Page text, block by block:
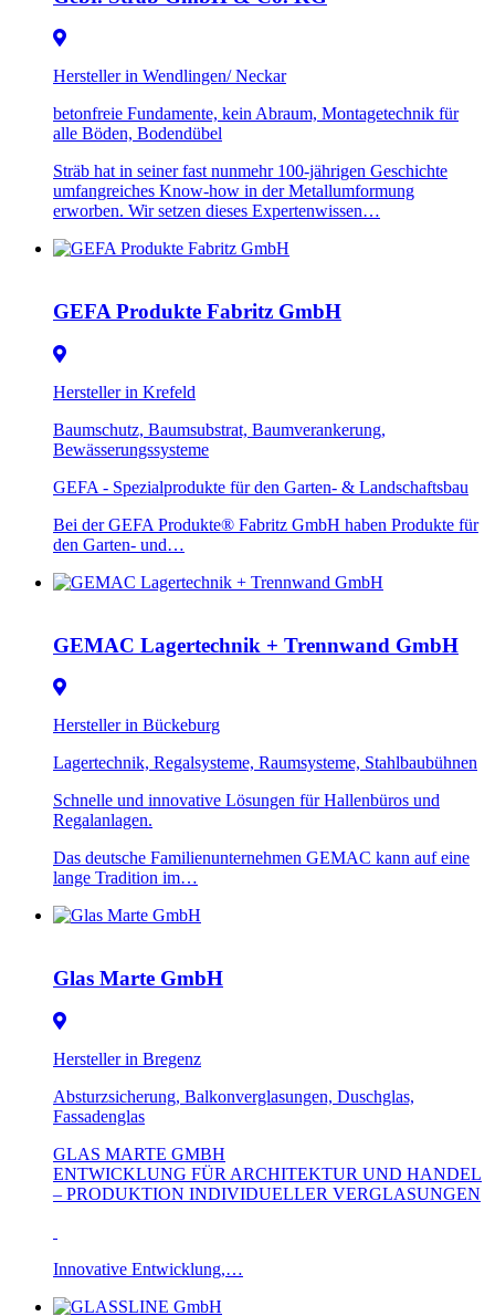
Hersteller in Wendlingen/ Neckar
betonfreie Fundamente, kein Abraum, Montagetechnik für
alle Böden, Bodendübel
Sträb hat in seiner fast nunmehr 100-jährigen Geschichte
umfangreiches Know-how in der Metallumformung
erworben. Wir setzen dieses Expertenwissen…
GEFA Produkte Fabritz GmbH
Hersteller in Krefeld
Baumschutz, Baumsubstrat, Baumverankerung,
Bewässerungssysteme
GEFA - Spezialprodukte für den Garten- & Landschaftsbau
Bei der GEFA Produkte® Fabritz GmbH haben Produkte für
den Garten- und…
GEMAC Lagertechnik + Trennwand GmbH
Hersteller in Bückeburg
Lagertechnik, Regalsysteme, Raumsysteme, Stahlbaubühnen
Schnelle und innovative Lösungen für Hallenbüros und
Regalanlagen.
Das deutsche Familienunternehmen GEMAC kann auf eine
lange Tradition im…
Glas Marte GmbH
Hersteller in Bregenz
Absturzsicherung, Balkonverglasungen, Duschglas,
Fassadenglas
GLAS MARTE GMBH
ENTWICKLUNG FÜR ARCHITEKTUR UND HANDEL
– PRODUKTION INDIVIDUELLER VERGLASUNGEN
Innovative Entwicklung,…